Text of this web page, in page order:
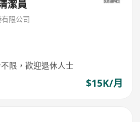
潔員
限公司
限，歡迎退休人士
$15K/月